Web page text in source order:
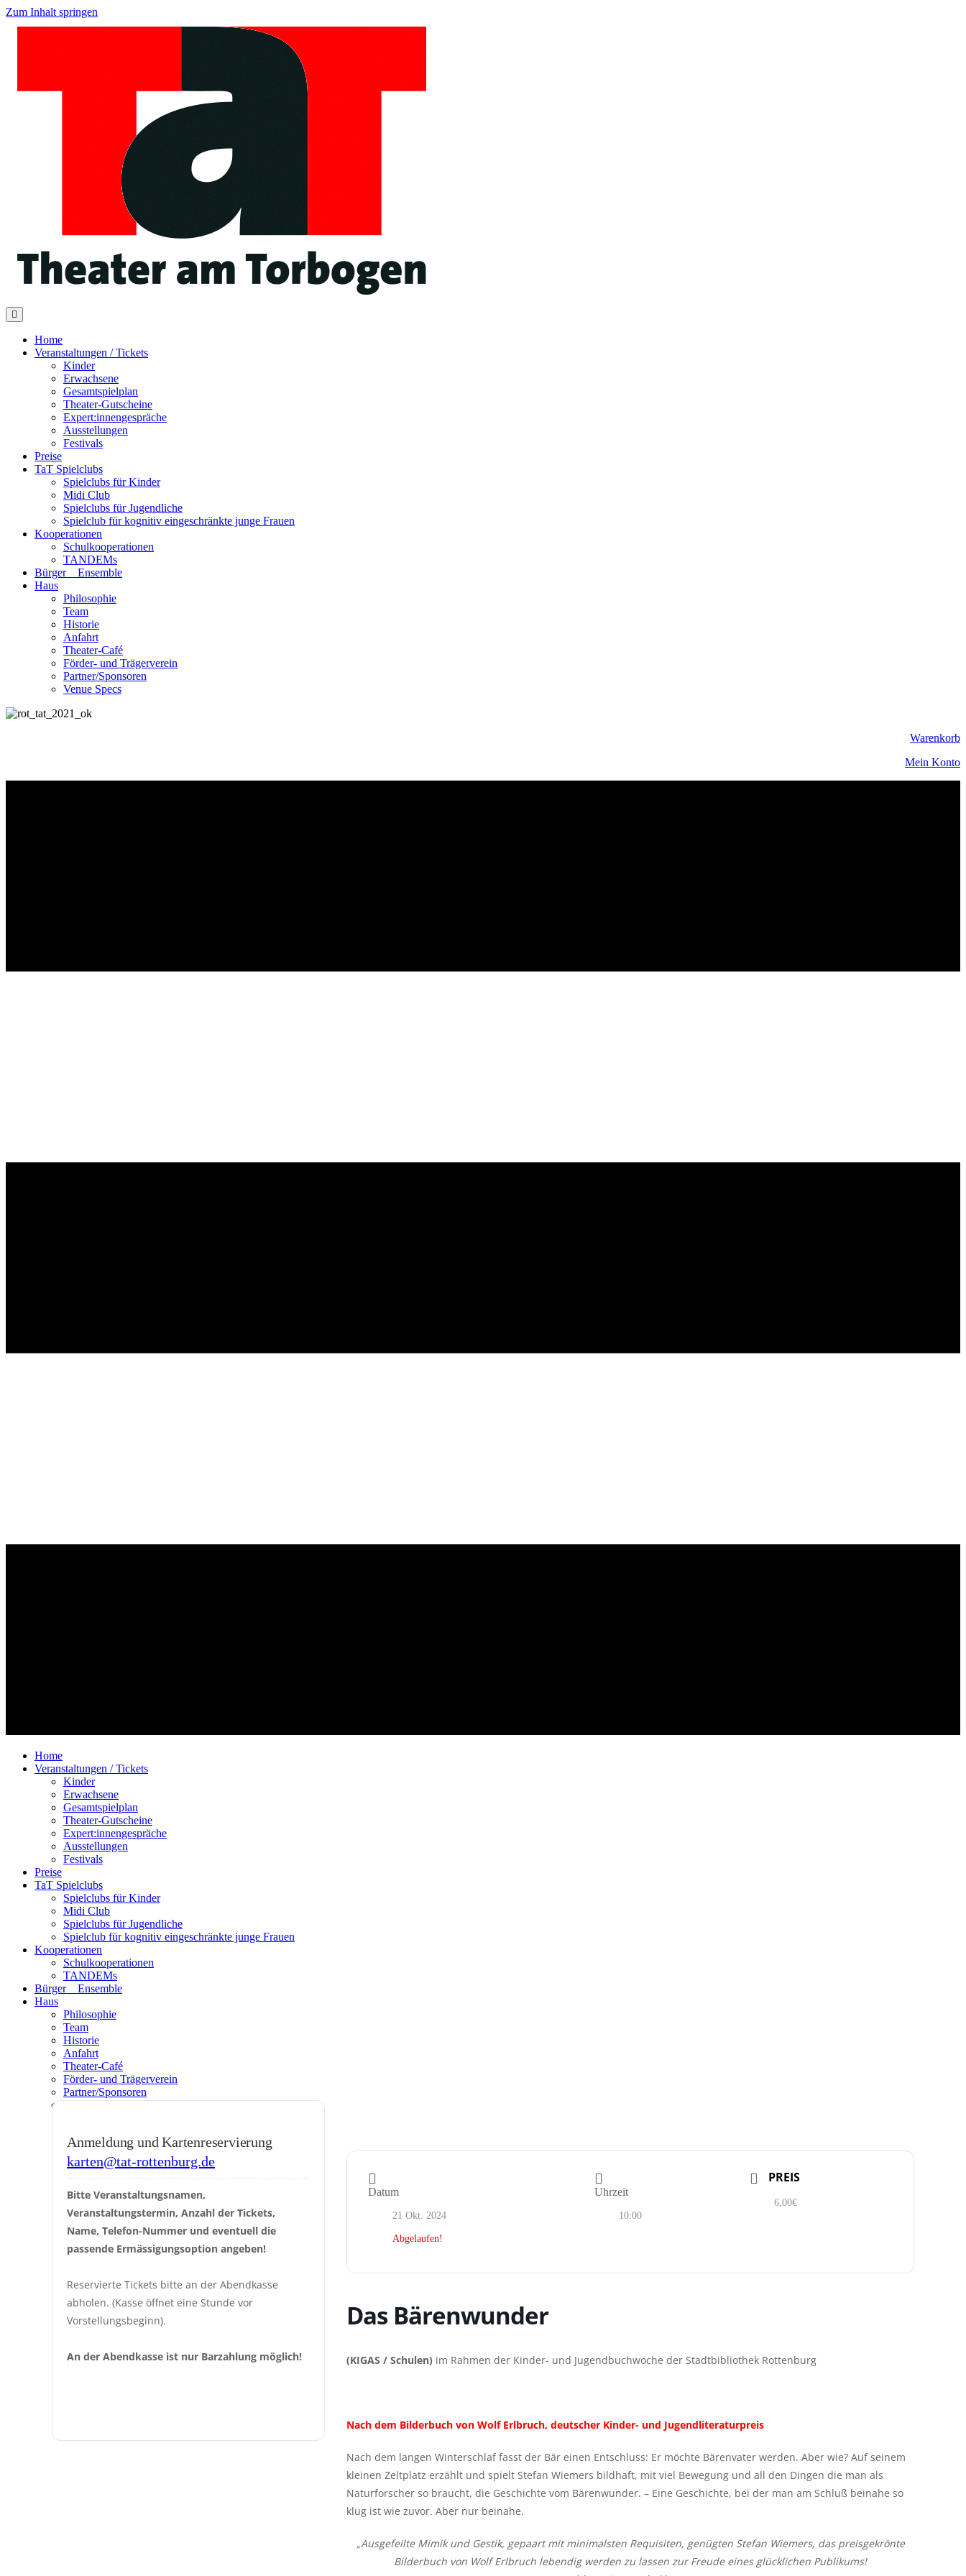
Zum Inhalt springen
Home
Veranstaltungen / Tickets
Kinder
Erwachsene
Gesamtspielplan
Theater-Gutscheine
Expert:innengespräche
Ausstellungen
Festivals
Preise
TaT Spielclubs
Spielclubs für Kinder
Midi Club
Spielclubs für Jugendliche
Spielclub für kognitiv eingeschränkte junge Frauen
Kooperationen
Schulkooperationen
TANDEMs
Bürger__Ensemble
Haus
Philosophie
Team
Historie
Anfahrt
Theater-Café
Förder- und Trägerverein
Partner/Sponsoren
Venue Specs
Warenkorb
Mein Konto
Home
Veranstaltungen / Tickets
Kinder
Erwachsene
Gesamtspielplan
Theater-Gutscheine
Expert:innengespräche
Ausstellungen
Festivals
Preise
TaT Spielclubs
Spielclubs für Kinder
Midi Club
Spielclubs für Jugendliche
Spielclub für kognitiv eingeschränkte junge Frauen
Kooperationen
Schulkooperationen
TANDEMs
Bürger__Ensemble
Haus
Philosophie
Team
Historie
Anfahrt
Theater-Café
Förder- und Trägerverein
Partner/Sponsoren
Venue Specs
Anmeldung und Kartenreservierung
karten@tat-rottenburg.de
Bitte Veranstaltungsnamen,
Veranstaltungstermin, Anzahl der Tickets,
Name, Telefon-Nummer und eventuell die
passende Ermässigungsoption angeben!
Reservierte Tickets bitte an der Abendkasse
abholen. (Kasse öffnet eine Stunde vor
Vorstellungsbeginn).
An der Abendkasse ist nur Barzahlung möglich!
Datum
21 Okt. 2024
Abgelaufen!
Uhrzeit
10:00
PREIS
6,00€
Das Bärenwunder
(KIGAS / Schulen) im Rahmen der Kinder- und Jugendbuchwoche der Stadtbibliothek Rottenburg
Nach dem Bilderbuch von Wolf Erlbruch, deutscher Kinder- und Jugendliteraturpreis
Nach dem langen Winterschlaf fasst der Bär einen Entschluss: Er möchte Bärenvater werden. Aber wie? Auf seinem
kleinen Zeltplatz erzählt und spielt Stefan Wiemers bildhaft, mit viel Bewegung und all den Dingen die man als
Naturforscher so braucht, die Geschichte vom Bärenwunder. – Eine Geschichte, bei der man am Schluß beinahe so
klug ist wie zuvor. Aber nur beinahe.
„Ausgefeilte Mimik und Gestik, gepaart mit minimalsten Requisiten, genügten Stefan Wiemers, das preisgekrönte
Bilderbuch von Wolf Erlbruch lebendig werden zu lassen zur Freude eines glücklichen Publikums!